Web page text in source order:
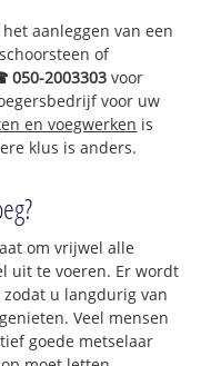
aanleggen van een
of
050-2003303 voor
voor uw
en voegwerken is
klus is anders.
om vrijwel alle
uit te voeren. Er wordt
u langdurig van
Veel mensen
goede metselaar